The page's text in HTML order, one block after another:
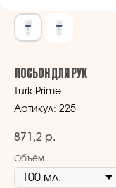
ЛОСЬОН ДЛЯ РУК
Turk Prime
Артикул: 225
871,2 р.
Объём